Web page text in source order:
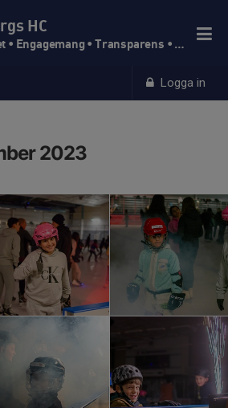
Logga in
HC
Prestigelöshet • Engagemang • Transparens • Trivsel
2023